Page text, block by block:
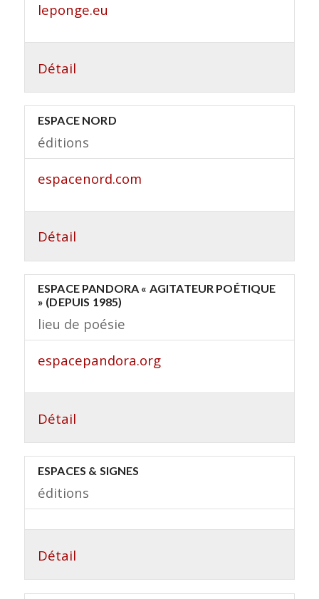
leponge.eu
Détail
ESPACE NORD
éditions
espacenord.com
Détail
ESPACE PANDORA « AGITATEUR POÉTIQUE
» (DEPUIS 1985)
lieu de poésie
espacepandora.org
Détail
ESPACES & SIGNES
éditions
Détail